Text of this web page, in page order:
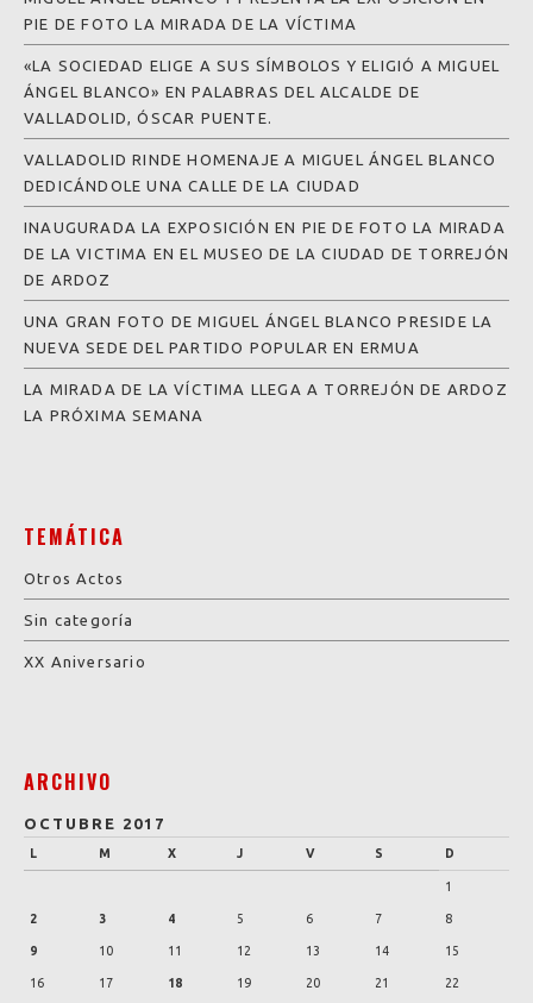
PIE DE FOTO LA MIRADA DE LA VÍCTIMA
«LA SOCIEDAD ELIGE A SUS SÍMBOLOS Y ELIGIÓ A MIGUEL
ÁNGEL BLANCO» EN PALABRAS DEL ALCALDE DE
VALLADOLID, ÓSCAR PUENTE.
VALLADOLID RINDE HOMENAJE A MIGUEL ÁNGEL BLANCO
DEDICÁNDOLE UNA CALLE DE LA CIUDAD
INAUGURADA LA EXPOSICIÓN EN PIE DE FOTO LA MIRADA
DE LA VICTIMA EN EL MUSEO DE LA CIUDAD DE TORREJÓN
DE ARDOZ
UNA GRAN FOTO DE MIGUEL ÁNGEL BLANCO PRESIDE LA
NUEVA SEDE DEL PARTIDO POPULAR EN ERMUA
LA MIRADA DE LA VÍCTIMA LLEGA A TORREJÓN DE ARDOZ
LA PRÓXIMA SEMANA
TEMÁTICA
Otros Actos
Sin categoría
XX Aniversario
ARCHIVO
OCTUBRE 2017
L M X J V S D
1
2 3 4 5 6 7 8
9 10 11 12 13 14 15
16 17 18 19 20 21 22